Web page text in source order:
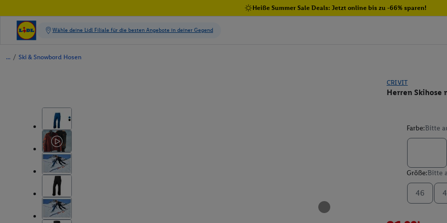
Heiße Summer Sale Deals: Jetzt online bis zu -66% sparen!
/ Ski & Snowbord Hosen
CRIVIT
Herren Skihose
Farbe:Bitte
Größe:Bitte
46